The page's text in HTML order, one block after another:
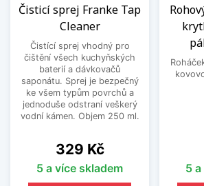
Čisticí sprej Franke Tap
Cleaner
Čistící sprej vhodný pro
čištění všech kuchyňských
baterií a dávkovačů
saponátu. Sprej je bezpečný
ke všem typům povrchů a
jednoduše odstraní veškerý
vodní kámen. Objem 250 ml.
Cena
329 Kč
5 a více skladem 5